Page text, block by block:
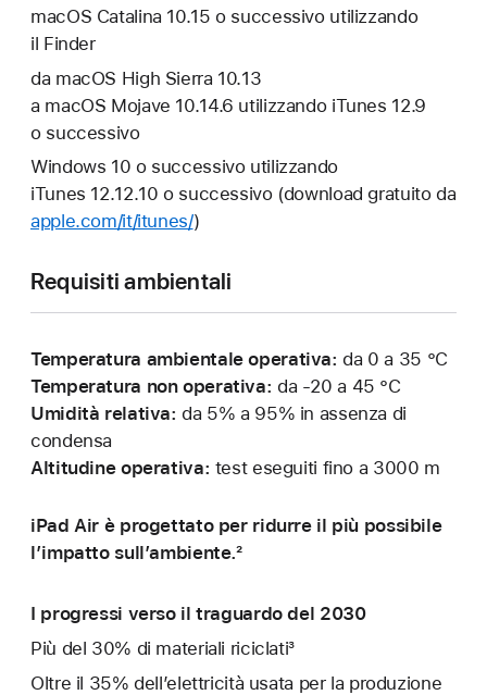
macOS Catalina 10.15 o successivo utilizzando
il Finder
da macOS High Sierra 10.13
a macOS Mojave 10.14.6 utilizzando iTunes 12.9
o successivo
Windows 10 o successivo utilizzando
iTunes 12.12.10 o successivo (download gratuito da
apple.com/it/itunes/)
Requisiti ambientali
Temperatura ambientale operativa: da 0 a 35 °C
Temperatura non operativa: da -20 a 45 °C
Umidità relativa: da 5% a 95% in assenza di
condensa
Altitudine operativa: test eseguiti fino a 3000 m
iPad Air è progettato per ridurre il più possibile
l’impatto sull’ambiente.²
I progressi verso il traguardo del 2030
Più del 30% di materiali riciclati³
Oltre il 35% dell’elettricità usata per la produzione